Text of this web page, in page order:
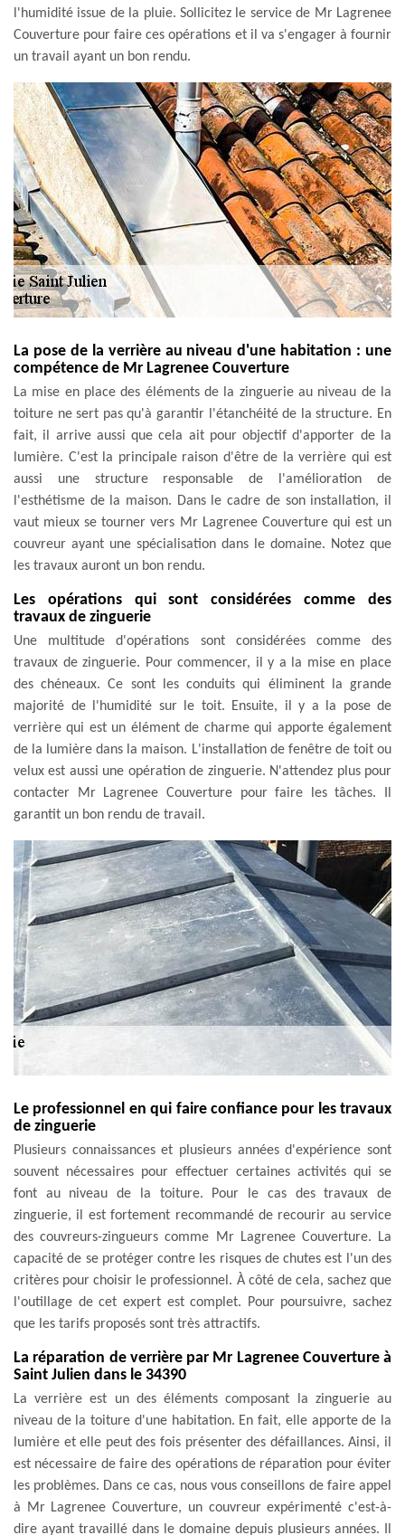
l'humidité issue de la pluie. Sollicitez le service de Mr Lagrenee
Couverture pour faire ces opérations et il va s'engager à fournir
un travail ayant un bon rendu.
La pose de la verrière au niveau d'une habitation : une
compétence de Mr Lagrenee Couverture
La mise en place des éléments de la zinguerie au niveau de la
toiture ne sert pas qu'à garantir l'étanchéité de la structure. En
fait, il arrive aussi que cela ait pour objectif d'apporter de la
lumière. C'est la principale raison d'être de la verrière qui est
aussi une structure responsable de l'amélioration de
l'esthétisme de la maison. Dans le cadre de son installation, il
vaut mieux se tourner vers Mr Lagrenee Couverture qui est un
couvreur ayant une spécialisation dans le domaine. Notez que
les travaux auront un bon rendu.
Les opérations qui sont considérées comme des
travaux de zinguerie
Une multitude d'opérations sont considérées comme des
travaux de zinguerie. Pour commencer, il y a la mise en place
des chéneaux. Ce sont les conduits qui éliminent la grande
majorité de l'humidité sur le toit. Ensuite, il y a la pose de
verrière qui est un élément de charme qui apporte également
de la lumière dans la maison. L'installation de fenêtre de toit ou
velux est aussi une opération de zinguerie. N'attendez plus pour
contacter Mr Lagrenee Couverture pour faire les tâches. Il
garantit un bon rendu de travail.
Le professionnel en qui faire confiance pour les travaux
de zinguerie
Plusieurs connaissances et plusieurs années d'expérience sont
souvent nécessaires pour effectuer certaines activités qui se
font au niveau de la toiture. Pour le cas des travaux de
zinguerie, il est fortement recommandé de recourir au service
des couvreurs-zingueurs comme Mr Lagrenee Couverture. La
capacité de se protéger contre les risques de chutes est l'un des
critères pour choisir le professionnel. À côté de cela, sachez que
l'outillage de cet expert est complet. Pour poursuivre, sachez
que les tarifs proposés sont très attractifs.
La réparation de verrière par Mr Lagrenee Couverture à
Saint Julien dans le 34390
La verrière est un des éléments composant la zinguerie au
niveau de la toiture d'une habitation. En fait, elle apporte de la
lumière et elle peut des fois présenter des défaillances. Ainsi, il
est nécessaire de faire des opérations de réparation pour éviter
les problèmes. Dans ce cas, nous vous conseillons de faire appel
à Mr Lagrenee Couverture, un couvreur expérimenté c'est-à-
dire ayant travaillé dans le domaine depuis plusieurs années. Il